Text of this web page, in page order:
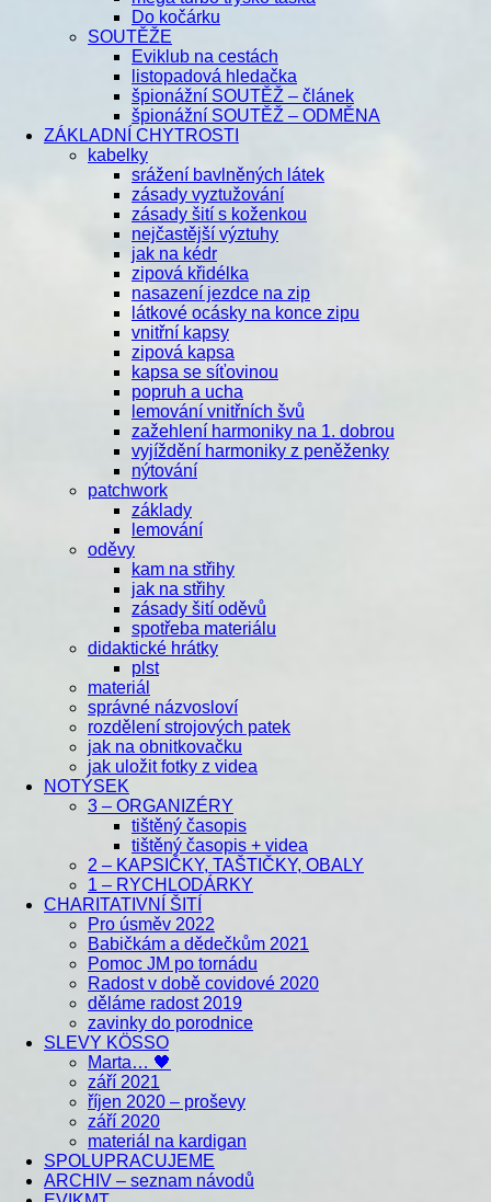
Do kočárku
SOUTĚŽE
Eviklub na cestách
listopadová hledačka
špionážní SOUTĚŽ – článek
špionážní SOUTĚŽ – ODMĚNA
ZÁKLADNÍ CHYTROSTI
kabelky
srážení bavlněných látek
zásady vyztužování
zásady šití s koženkou
nejčastější výztuhy
jak na kédr
zipová křidélka
nasazení jezdce na zip
látkové ocásky na konce zipu
vnitřní kapsy
zipová kapsa
kapsa se síťovinou
popruh a ucha
lemování vnitřních švů
zažehlení harmoniky na 1. dobrou
vyjíždění harmoniky z peněženky
nýtování
patchwork
základy
lemování
oděvy
kam na střihy
jak na střihy
zásady šití oděvů
spotřeba materiálu
didaktické hrátky
plst
materiál
správné názvosloví
rozdělení strojových patek
jak na obnitkovačku
jak uložit fotky z videa
NOTÝSEK
3 – ORGANIZÉRY
tištěný časopis
tištěný časopis + videa
2 – KAPSIČKY, TAŠTIČKY, OBALY
1 – RYCHLODÁRKY
CHARITATIVNÍ ŠITÍ
Pro úsměv 2022
Babičkám a dědečkům 2021
Pomoc JM po tornádu
Radost v době covidové 2020
děláme radost 2019
zavinky do porodnice
SLEVY KÖSSO
Marta… 🖤
září 2021
říjen 2020 – proševy
září 2020
materiál na kardigan
SPOLUPRACUJEME
ARCHIV – seznam návodů